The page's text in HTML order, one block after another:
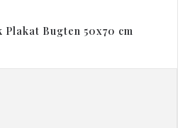
Plakat Bugten 50x70 cm